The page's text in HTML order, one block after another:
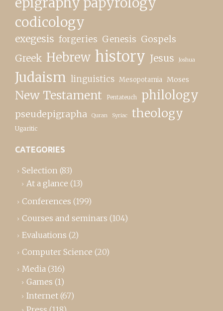
codicology
exegesis forgeries Genesis Gospels
Greek Hebrew history Jesus Joshua
Judaism linguistics Mesopotamia Moses
New Testament Pentateuch philology
pseudepigrapha Quran Syriac theology
Ugaritic
CATEGORIES
Selection (83)
At a glance (13)
Conferences (199)
Courses and seminars (104)
Evaluations (2)
Computer Science (20)
Media (316)
Games (1)
Internet (67)